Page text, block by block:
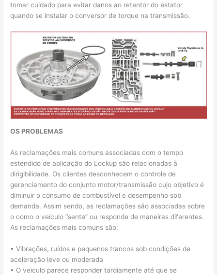
tomar cuidado para evitar danos ao retentor do estator
quando se instalar o conversor de torque na transmissão.
OS PROBLEMAS
As reclamações mais comuns associadas com o tempo
estendido de aplicação do Lockup são relacionadas à
dirigibilidade. Os clientes desconhecem o controle de
gerenciamento do conjunto motor/transmissão cujo objetivo é
diminuir o consumo de combustível e desempenho sob
demanda. Assim sendo, as reclamações são associadas sobre
o como o veículo “sente” ou responde de maneiras diferentes.
As reclamações mais comuns são:
• Vibrações, ruídos e pequenos trancos sob condições de
aceleração leve ou moderada
• O veiculo parece responder tardiamente até que se